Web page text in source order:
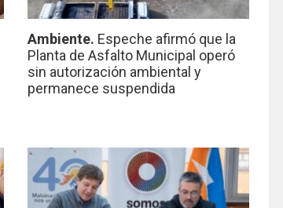
Ambiente. Espeche afirmó que la
Planta de Asfalto Municipal operó
sin autorización ambiental y
permanece suspendida